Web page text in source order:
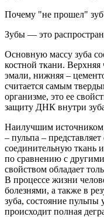
Почему "не прошел"
Зубы — это
Основную массу зуба
костной ткани. Верхняя
эмали, нижняя –
считается самым
организме, это ее
защиту ДНК внутри
Наилучшим
– пульпа –
соединительную ткань
по сравнению с
свойством обладает
В процессе жизни
болезнями, а также в
зуба, состояние пульпы
происходит полная